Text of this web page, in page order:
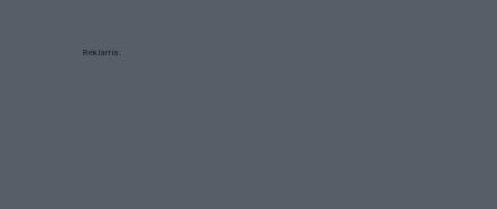
Reklama: